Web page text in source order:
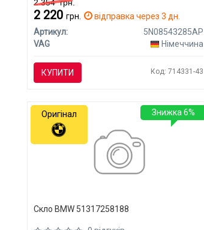
2 354грн.
2 220 грн.
відправка через 3 дн.
Артикул:
5N08543285AP
VAG
Німеччина
КУПИТИ Код: 714331-43
Скло BMW 51317258188
Знижка 6%
Оригінал